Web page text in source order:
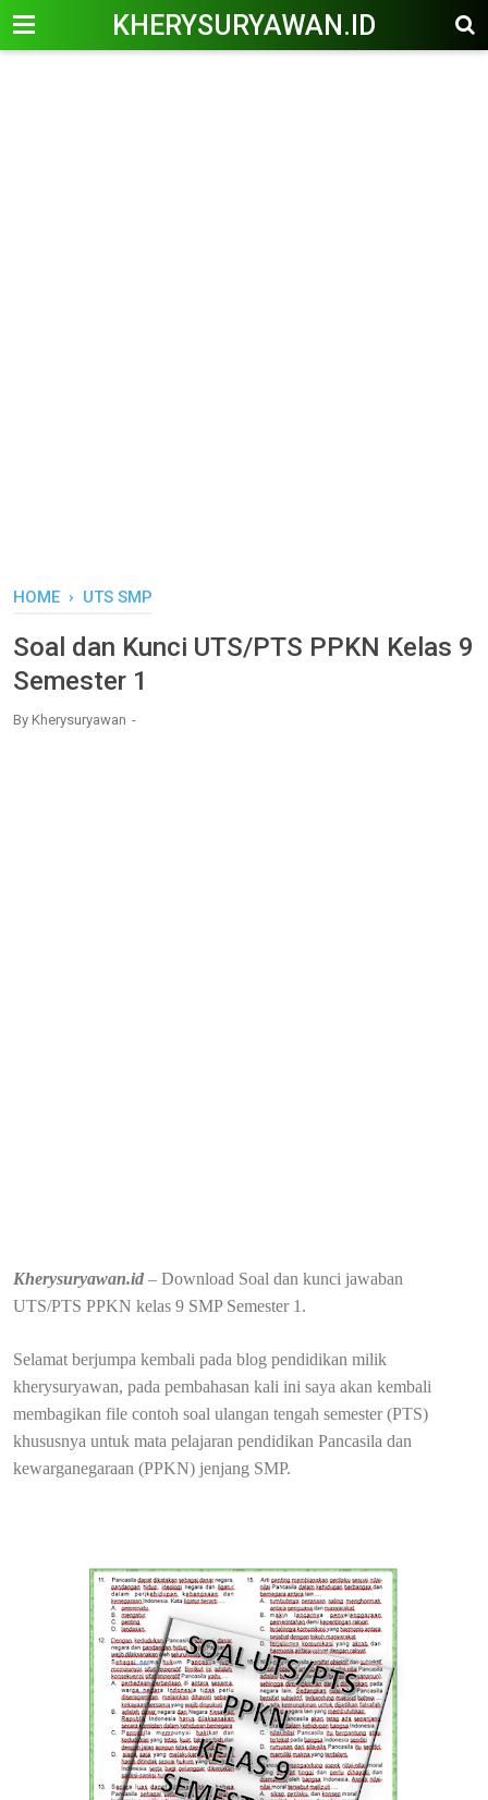
KHERYSURYAWAN.ID
HOME › UTS SMP
Soal dan Kunci UTS/PTS PPKN Kelas 9
Semester 1
By Kherysuryawan
Kherysuryawan.id – Download Soal dan kunci jawaban
UTS/PTS PPKN kelas 9 SMP Semester 1.
Selamat berjumpa kembali pada blog pendidikan milik
kherysuryawan, pada pembahasan kali ini saya akan kembali
membagikan file contoh soal ulangan tengah semester (PTS)
khususnya untuk mata pelajaran pendidikan Pancasila dan
kewarganegaraan (PPKN) jenjang SMP.